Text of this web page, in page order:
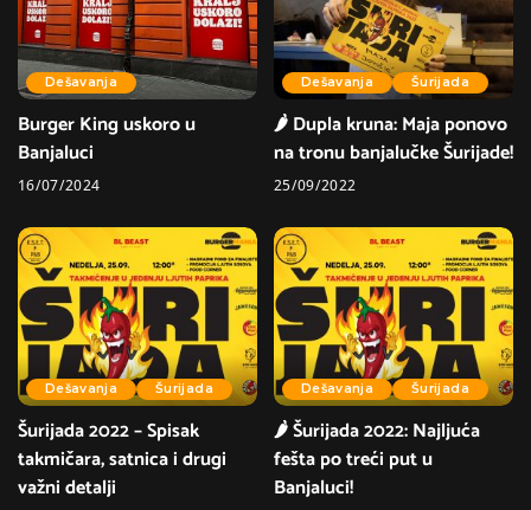
Dešavanja
Burger King uskoro u
Banjaluci
16/07/2024
Dešavanja Šurijada
🌶 Dupla kruna: Maja ponovo
na tronu banjalučke Šurijade!
25/09/2022
Dešavanja Šurijada
Šurijada 2022 – Spisak
takmičara, satnica i drugi
važni detalji
Dešavanja Šurijada
🌶 Šurijada 2022: Najljuća
fešta po treći put u
Banjaluci!